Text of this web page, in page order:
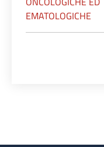
EMATOLOGICHE